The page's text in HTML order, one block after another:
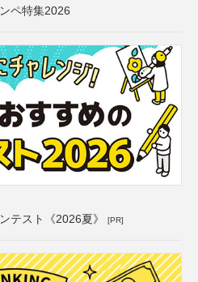
ペ特集2026
テスト《2026夏》 [PR]